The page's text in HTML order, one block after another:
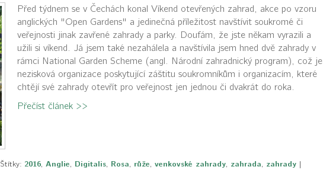
Před týdnem se v Čechách konal Víkend otevřených zahrad, akce po vzoru
anglických "Open Gardens" a jedinečná příležitost navštívit soukromé či
veřejnosti jinak zavřené zahrady a parky. Doufám, že jste někam vyrazili a
užili si víkend. Já jsem také nezahálela a navštívila jsem hned dvě zahrady v
rámci National Garden Scheme (angl. Národní zahradnický program), což je
nezisková organizace poskytující záštitu soukromníkům i organizacím, které
chtějí své zahrady otevřít pro veřejnost jen jednou či dvakrát do roka.
Přečíst článek >>
Štítky: 2016, Anglie, Digitalis, Rosa, růže, venkovské zahrady, zahrada, zahrady |